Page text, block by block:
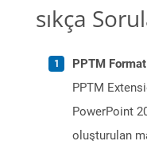
sıkça
PPTM
PPTM
PowerPoint
oluşturulan